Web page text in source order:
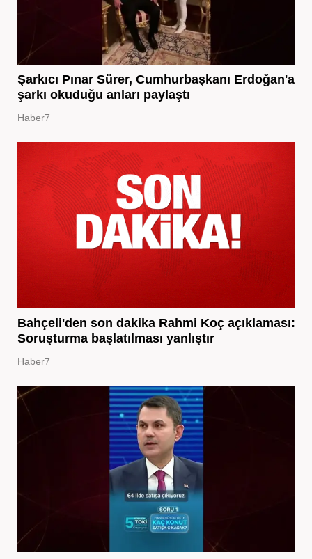
Şarkıcı Pınar Sürer, Cumhurbaşkanı Erdoğan'a
şarkı okuduğu anları paylaştı
Haber7
Bahçeli'den son dakika Rahmi Koç açıklaması:
Soruşturma başlatılması yanlıştır
Haber7